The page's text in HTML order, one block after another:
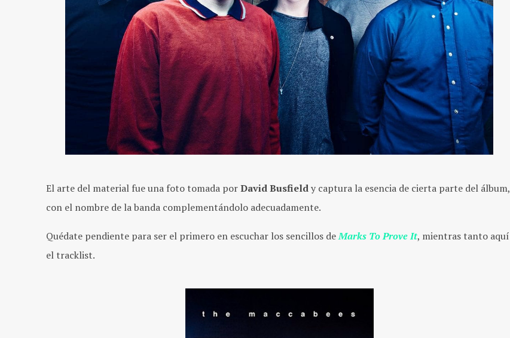
El arte del material fue una foto tomada porDavid Busfieldy captura la esencia de cierta parte del álbum,
con el nombre de la banda complementándolo adecuadamente.
Quédate pendiente para ser el primero en escuchar los sencillos deMarks To Prove It, mientras tanto aquí
el tracklist.